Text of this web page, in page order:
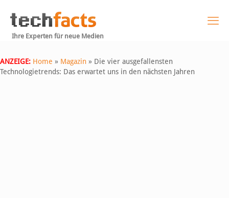
Ihre Experten für neue Medien
ANZEIGE: Home » Magazin » Die vier ausgefallensten
Technologietrends: Das erwartet uns in den nächsten Jahren